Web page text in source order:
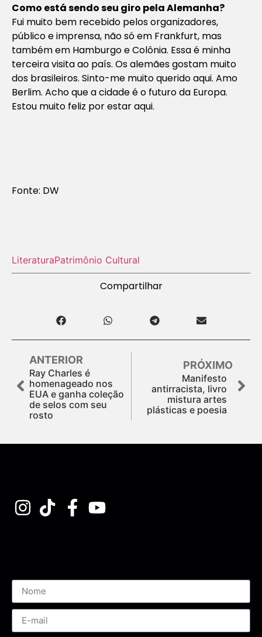
Como está sendo seu giro pela Alemanha?
Fui muito bem recebido pelos organizadores,
público e imprensa, não só em Frankfurt, mas
também em Hamburgo e Colônia. Essa é minha
terceira visita ao país. Os alemães gostam muito
dos brasileiros. Sinto-me muito querido aqui. Amo
Berlim. Acho que a cidade é o futuro da Europa.
Estou muito feliz por estar aqui.
Fonte: DW
LiteraturaPatrimônio Cultural
Compartilhar
ANTERIOR
Ray Charles é
homenageado nos
EUA e ganha coleção
de selos com seu
rosto
PRÓXIMO
Manifesto
antirracista, livro
mistura artes
plásticas e poesia